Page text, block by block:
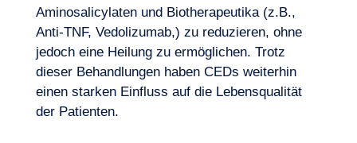
Aminosalicylaten und Biotherapeutika (z.B.,
Anti-TNF, Vedolizumab,) zu reduzieren, ohne
jedoch eine Heilung zu ermöglichen. Trotz
dieser Behandlungen haben CEDs weiterhin
einen starken Einfluss auf die Lebensqualität
der Patienten.